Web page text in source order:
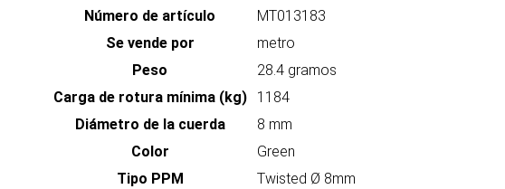
Número de artículo
MT013183
Se vende por
metro
Peso
28.4 gramos
Carga de rotura mínima (kg)
1184
Diámetro de la cuerda
8 mm
Color
Green
Tipo PPM
Twisted Ø 8mm